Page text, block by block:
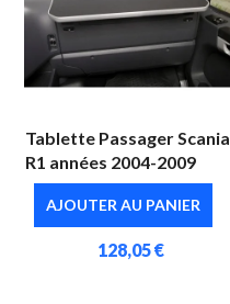
Tablette Passager Scania
R1 années 2004-2009
AJOUTER AU PANIER
128,05 €